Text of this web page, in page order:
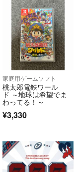
家庭用ゲームソフト
桃太郎電鉄ワール
ド ～地球は希望でま
わってる！～
¥3,330